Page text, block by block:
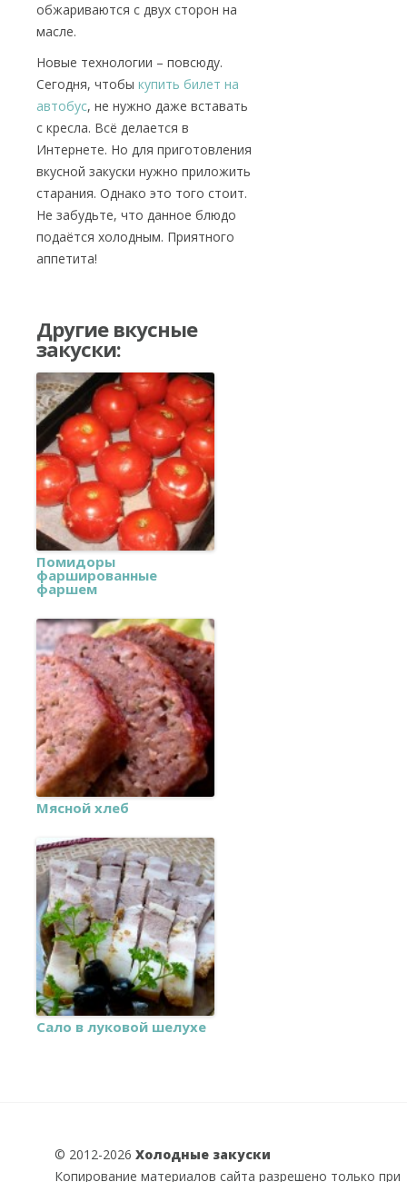
обжариваются с двух сторон на
масле.
Новые технологии – повсюду.
Сегодня, чтобы купить билет на
автобус, не нужно даже вставать
с кресла. Всё делается в
Интернете. Но для приготовления
вкусной закуски нужно приложить
старания. Однако это того стоит.
Не забудьте, что данное блюдо
подаётся холодным. Приятного
аппетита!
Другие вкусные
закуски:
Помидоры
фаршированные
фаршем
Мясной хлеб
Сало в луковой шелухе
© 2012-2026 Холодные закуски
Копирование материалов сайта разрешено только при